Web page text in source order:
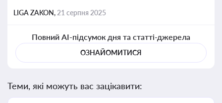
LIGA ZAKON, 21 серпня 2025
Повний AI-підсумок дня та статті-джерела
ОЗНАЙОМИТИСЯ
Теми, які можуть вас зацікавити: